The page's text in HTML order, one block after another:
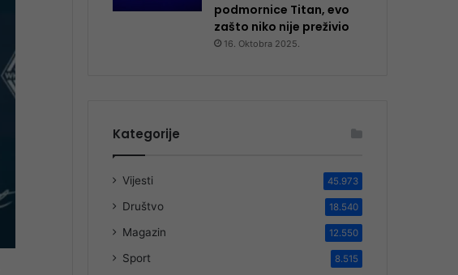
podmornice Titan, evo
zašto niko nije preživio
16. Oktobra 2025.
Kategorije
Vijesti 45.973
Društvo 18.540
Magazin 12.550
Sport 8.515